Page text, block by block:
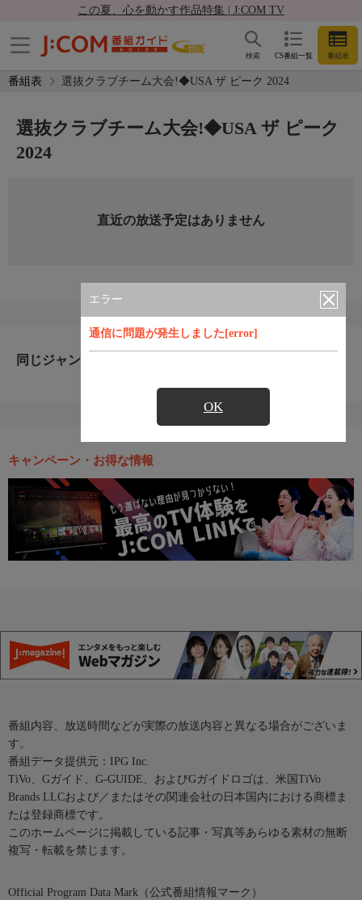
この夏、心を動かす作品特集 | J:COM TV
CS番組一覧 番組表
検索
番組表 選抜クラブチーム大会!◆USA ザ ピーク 2024
エラー
通信に問題が発生しました[error]
OK
選抜クラブチーム大会!◆USA ザ ピーク
2024
直近の放送予定はありません
同じジャンルのおすすめ番組
キャンペーン・お得な情報
番組内容、放送時間などが実際の放送内容と異なる場合がございま
す。
番組データ提供元：IPG Inc.
TiVo、Gガイド、G-GUIDE、およびGガイドロゴは、米国TiVo
Brands LLCおよび／またはその関連会社の日本国内における商標ま
たは登録商標です。
このホームページに掲載している記事・写真等あらゆる素材の無断
複写・転載を禁じます。
Official Program Data Mark（公式番組情報マーク）